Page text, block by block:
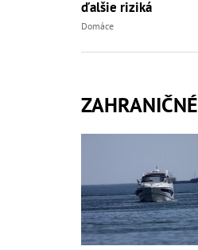
ďalšie riziká
Domáce
ZAHRANIČNÉ